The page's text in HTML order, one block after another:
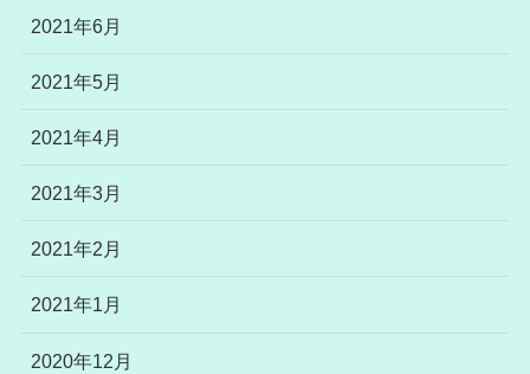
2021年6月
2021年5月
2021年4月
2021年3月
2021年2月
2021年1月
2020年12月